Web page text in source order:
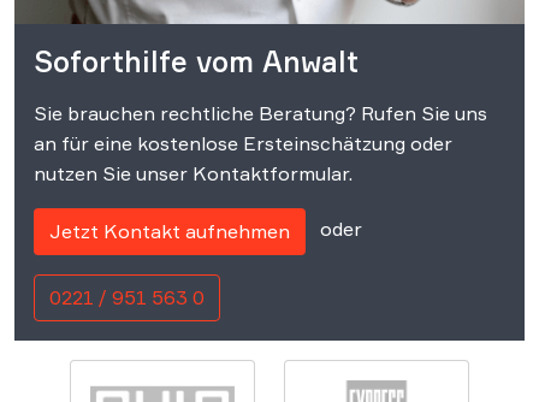
Soforthilfe vom Anwalt
Sie brauchen rechtliche Beratung? Rufen Sie uns
an für eine kostenlose Ersteinschätzung oder
nutzen Sie unser Kontaktformular.
Jetzt Kontakt aufnehmen oder
0221 / 951 563 0